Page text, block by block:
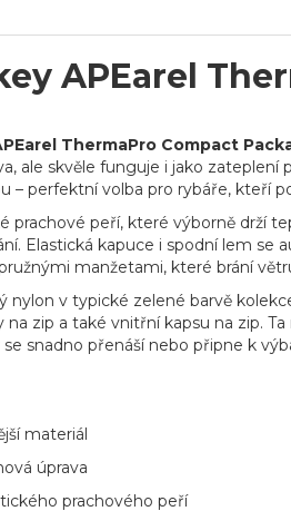
APEarel
ThermaPro Compact
ale skvěle funguje i jako
– perfektní volba pro rybáře, kteří
prachové peří, které výborně drží
Elastická kapuce i spodní lem
manžetami, které brání
nylon v typické zelené barvě
na zip a také vnitřní kapsu na zip.
snadno přenáší nebo připne k
materiál
úprava
prachového peří